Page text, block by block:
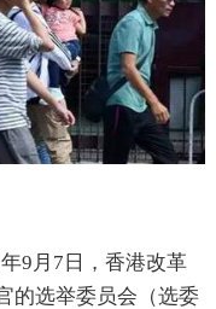
9月7日，香港改革
的选举委员会（选委